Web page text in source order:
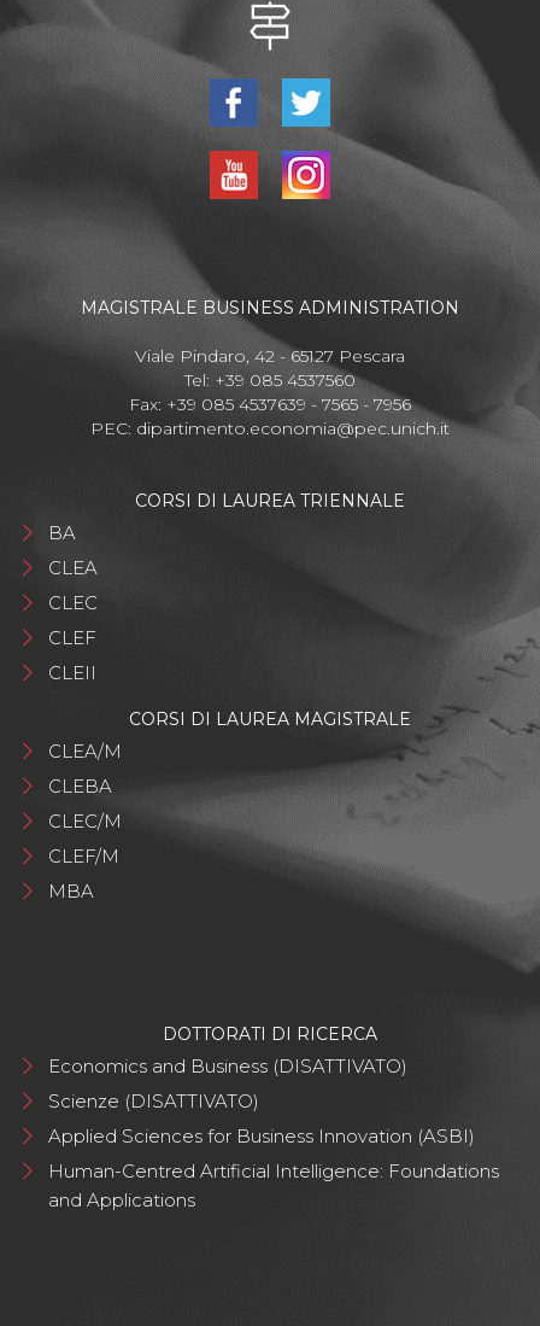
MAGISTRALE BUSINESS ADMINISTRATION
Viale Pindaro, 42 - 65127 Pescara
Tel: +39 085 4537560
Fax: +39 085 4537639 - 7565 - 7956
PEC: dipartimento.economia@pec.unich.it
CORSI DI LAUREA TRIENNALE
BA
CLEA
CLEC
CLEF
CLEII
CORSI DI LAUREA MAGISTRALE
CLEA/M
CLEBA
CLEC/M
CLEF/M
MBA
DOTTORATI DI RICERCA
Economics and Business (DISATTIVATO)
Scienze (DISATTIVATO)
Applied Sciences for Business Innovation (ASBI)
Human-Centred Artificial Intelligence: Foundations
and Applications